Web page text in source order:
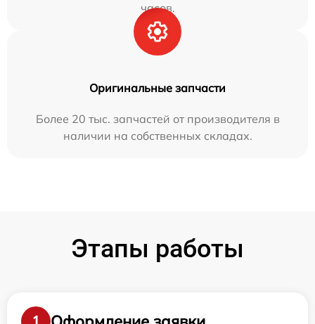
часов.
Оригинальные запчасти
Более 20 тыс. запчастей от производителя в
наличии на собственных складах.
Этапы работы